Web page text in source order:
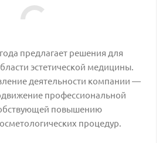
предлагает решения для
эстетической медицины.
деятельности компании —
профессиональной
повышению
процедур.